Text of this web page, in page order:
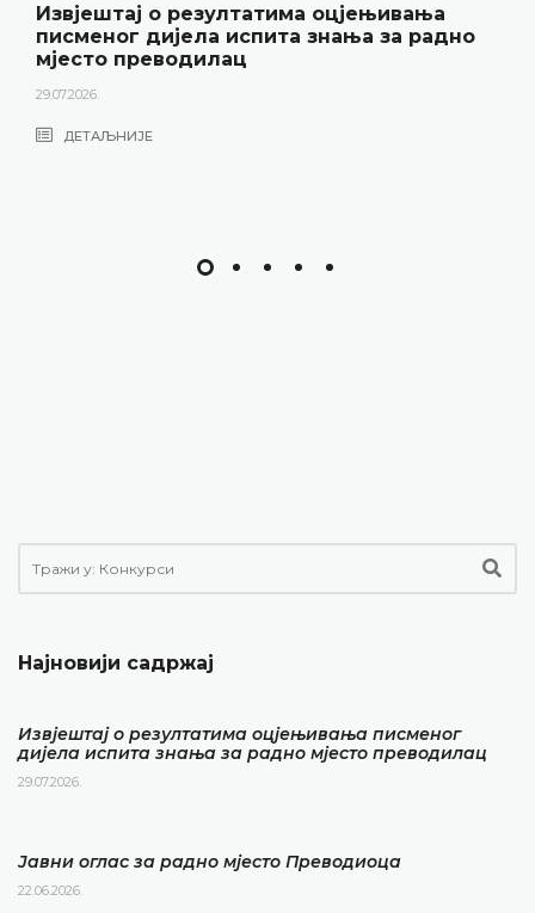
Извјештај о резултатима оцјењивања
писменог дијела испита знања за радно
мјесто преводилац
29.07.2026.
ДЕТАЉНИЈЕ
Најновији садржај
Извјештај о резултатима оцјењивања писменог
дијела испита знања за радно мјесто преводилац
29.07.2026.
Јавни оглас за радно мјесто Преводиоца
22.06.2026.